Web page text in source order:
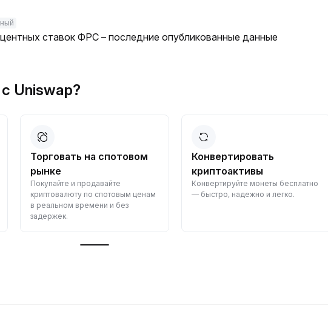
ставок ФРС – последние опубликованные данные
Uniswap?
Торговать на спотовом
рынке
Покупайте и продавайте
криптовалюту по спотовым ценам
в реальном времени и без
задержек.
Конвертировать
криптоактивы
Конвертируйте монеты бесплатно
— быстро, надежно и легко.